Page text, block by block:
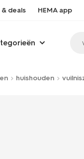
deals HEMA app
huishouden